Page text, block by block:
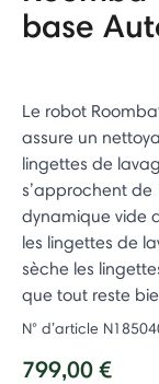
base
Le robot
assure un
lingettes de
s’approchent de
dynamique vide
les lingettes de
sèche les
que tout reste
N° d’article
799,00 €